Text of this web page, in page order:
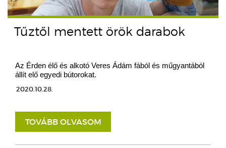
Tűztől mentett örök darabok
Az Érden élő és alkotó Veres Ádám fából és műgyantából
állít elő egyedi bútorokat.
2020.10.28.
TOVÁBB OLVASOM